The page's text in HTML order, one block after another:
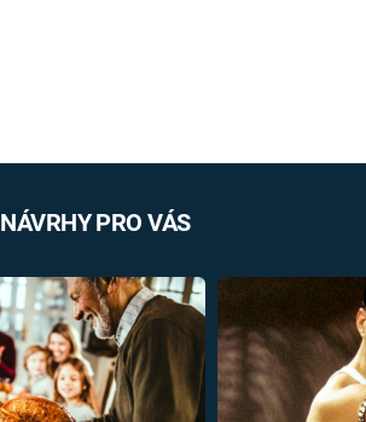
NÁVRHY PRO VÁS